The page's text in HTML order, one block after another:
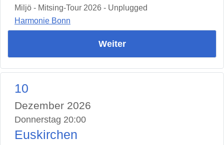
Miljö - Mitsing-Tour 2026 - Unplugged
Harmonie Bonn
Weiter
10
Dezember 2026
Donnerstag 20:00
Euskirchen